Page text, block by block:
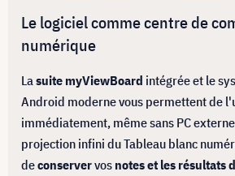
Le logiciel comme centre de
numérique
Lasuite myViewBoard intégrée et le
Android moderne vous permettent de
immédiatement, même sans PC
projection infini du Tableau blanc
deconservervos notes et les résultats